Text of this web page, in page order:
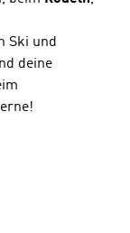
Ski und
deine